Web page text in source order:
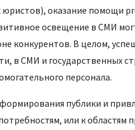
оказание помощи
освещение в СМИ
конкурентов. В целом,
СМИ и государственных
персонала.
публики и
или к